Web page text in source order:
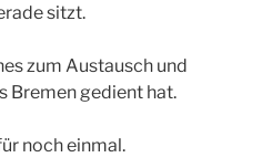
sitzt.
zum Austausch und
Bremen gedient hat.
noch einmal.